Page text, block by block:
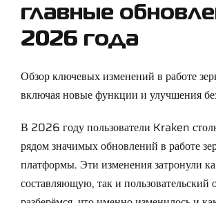
Sign Up/Sign In
главные
2026 года
Обзор ключевых изменений в работе
включая новые функции и улучшения
В 2026 году пользователи Kraken
рядом значимых обновлений в работе
платформы. Эти изменения затронули
составляющую, так и пользовательский